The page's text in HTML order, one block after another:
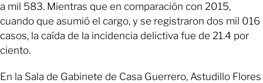
a mil 583. Mientras que en comparación con 2015,
cuando que asumió el cargo, y se registraron dos mil 016
casos, la caída de la incidencia delictiva fue de 21.4 por
ciento.
En la Sala de Gabinete de Casa Guerrero, Astudillo Flores